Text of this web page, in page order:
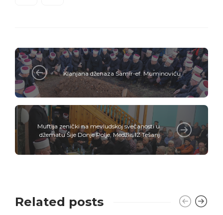
Klanjana dženaza Samir-ef. Muminoviću
Muftija zenički na mevludskoj svečanosti u
džematu Šije Donje Polje, Medžlis IZ Tešanj
Related posts